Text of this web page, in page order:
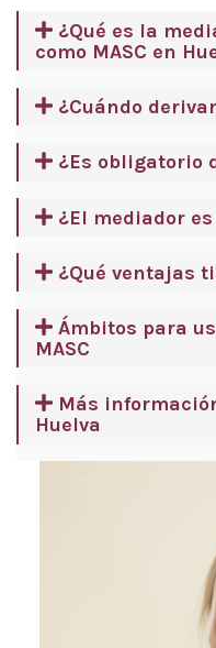
¿Qué es la
como MASC en
¿Cuándo
¿Es obligatorio
¿El mediador
¿Qué ventajas
Ámbitos para
MASC
Más
Huelva